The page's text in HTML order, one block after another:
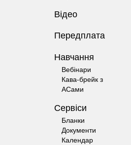
Відео
Передплата
Навчання
Вебінари
Кава-брейк з
АСами
Сервіси
Бланки
Документи
Календар